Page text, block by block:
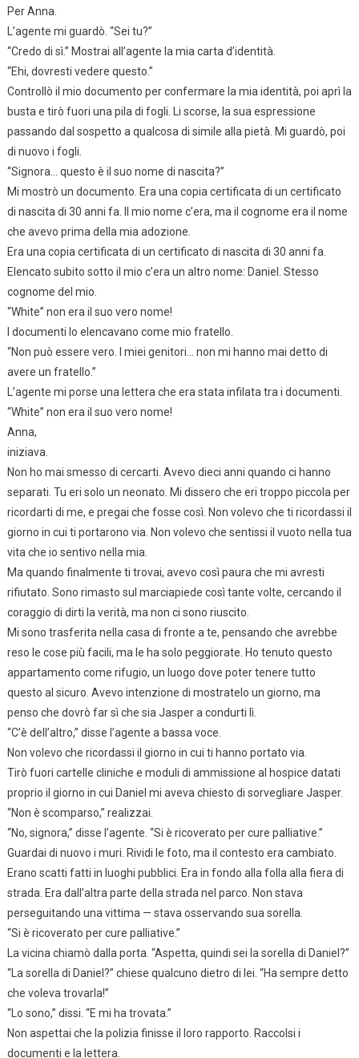
Per Anna.
L’agente mi guardò. “Sei tu?”
“Credo di sì.” Mostrai all’agente la mia carta d’identità.
“Ehi, dovresti vedere questo.”
Controllò il mio documento per confermare la mia identità, poi aprì la
busta e tirò fuori una pila di fogli. Li scorse, la sua espressione
passando dal sospetto a qualcosa di simile alla pietà. Mi guardò, poi
di nuovo i fogli.
“Signora… questo è il suo nome di nascita?”
Mi mostrò un documento. Era una copia certificata di un certificato
di nascita di 30 anni fa. Il mio nome c’era, ma il cognome era il nome
che avevo prima della mia adozione.
Era una copia certificata di un certificato di nascita di 30 anni fa.
Elencato subito sotto il mio c’era un altro nome: Daniel. Stesso
cognome del mio.
“White” non era il suo vero nome!
I documenti lo elencavano come mio fratello.
“Non può essere vero. I miei genitori… non mi hanno mai detto di
avere un fratello.”
L’agente mi porse una lettera che era stata infilata tra i documenti.
“White” non era il suo vero nome!
Anna,
iniziava.
Non ho mai smesso di cercarti. Avevo dieci anni quando ci hanno
separati. Tu eri solo un neonato. Mi dissero che eri troppo piccola per
ricordarti di me, e pregai che fosse così. Non volevo che ti ricordassi il
giorno in cui ti portarono via. Non volevo che sentissi il vuoto nella tua
vita che io sentivo nella mia.
Ma quando finalmente ti trovai, avevo così paura che mi avresti
rifiutato. Sono rimasto sul marciapiede così tante volte, cercando il
coraggio di dirti la verità, ma non ci sono riuscito.
Mi sono trasferita nella casa di fronte a te, pensando che avrebbe
reso le cose più facili, ma le ha solo peggiorate. Ho tenuto questo
appartamento come rifugio, un luogo dove poter tenere tutto
questo al sicuro. Avevo intenzione di mostratelo un giorno, ma
penso che dovrò far sì che sia Jasper a condurti lì.
“C’è dell’altro,” disse l’agente a bassa voce.
Non volevo che ricordassi il giorno in cui ti hanno portato via.
Tirò fuori cartelle cliniche e moduli di ammissione al hospice datati
proprio il giorno in cui Daniel mi aveva chiesto di sorvegliare Jasper.
“Non è scomparso,” realizzai.
“No, signora,” disse l’agente. “Si è ricoverato per cure palliative.”
Guardai di nuovo i muri. Rividi le foto, ma il contesto era cambiato.
Erano scatti fatti in luoghi pubblici. Era in fondo alla folla alla fiera di
strada. Era dall’altra parte della strada nel parco. Non stava
perseguitando una vittima — stava osservando sua sorella.
“Si è ricoverato per cure palliative.”
La vicina chiamò dalla porta. “Aspetta, quindi sei la sorella di Daniel?”
“La sorella di Daniel?” chiese qualcuno dietro di lei. “Ha sempre detto
che voleva trovarla!”
“Lo sono,” dissi. “E mi ha trovata.”
Non aspettai che la polizia finisse il loro rapporto. Raccolsi i
documenti e la lettera.